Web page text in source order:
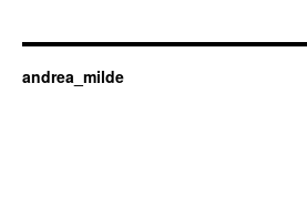
andrea_milde